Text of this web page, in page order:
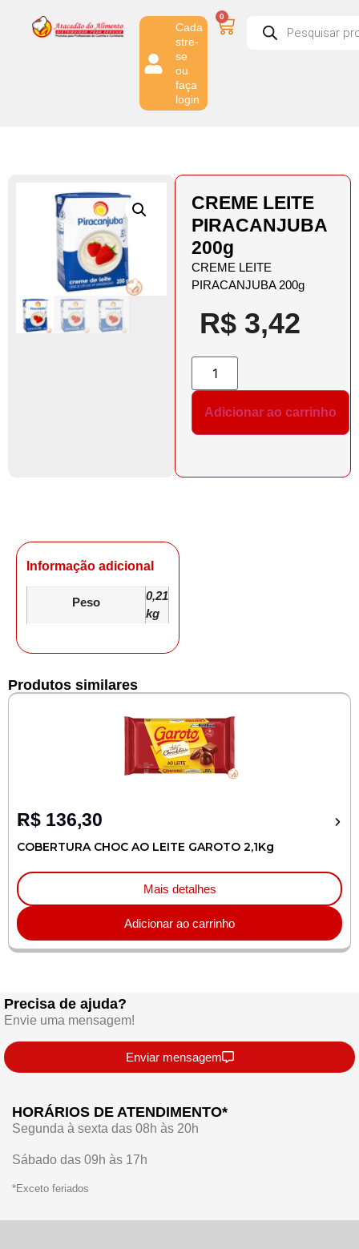
Cada
stre-
se
ou
faça
login
0
CREME LEITE
PIRACANJUBA
200g
CREME LEITE
PIRACANJUBA 200g
R$ 3,42
Adicionar ao carrinho
Informação adicional
Peso
0,21
kg
Produtos similares
R$ 136,30
COBERTURA CHOC AO LEITE GAROTO 2,1Kg
Mais detalhes
Adicionar ao carrinho
Precisa de ajuda?
Envie uma mensagem!
Enviar mensagem
HORÁRIOS DE ATENDIMENTO*
Segunda à sexta das 08h às 20h
Sábado das 09h às 17h
*Exceto feriados